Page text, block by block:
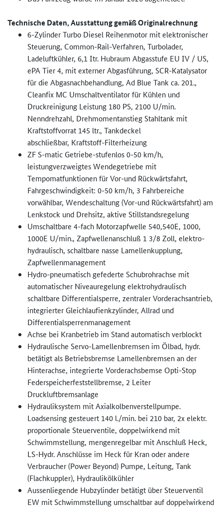
Technische Daten, Ausstattung gemäß Originalrechnung
6-Zylinder Turbo Diesel Reihenmotor mit elektronischer
Steuerung, Common-Rail-Verfahren, Turbolader,
Ladeluftkühler, 6,1 Itr. Hubraum Abgasstufe EU IV / US,
ePA Tier 4, mit externer Abgasführung, SCR-Katalysator
für die Abgasnachbehandlung, Ad Blue Tank ca. 201.,
Cleanfix MC Umschaltventilator für Kühlen und
Druckreinigung Leistung 180 PS, 2100 U/min.
Nenndrehzahl, Drehmomentanstieg Stahltank mit
Kraftstoffvorrat 145 ltr., Tankdeckel
abschließbar, Kraftstoff-Filterheizung
ZF S-matic Getriebe-stufenlos 0-50 km/h,
leistungverzweigtes Wendegetriebe mit
Tempomatfunktionen für Vor-und Rückwärtsfahrt,
Fahrgeschwindigkeit: 0-50 km/h, 3 Fahrbereiche
vorwählbar, Wendeschaltung (Vor-und Rückwärtsfahrt) am
Lenkstock und Drehsitz, aktive Stillstandsregelung
Umschaltbare 4-fach Motorzapfwelle 540,540E, 1000,
1000E U/min., Zapfwellenanschluß 1 3/8 Zoll, elektro-
hydraulisch, schaltbare nasse Lamellenkupplung,
Zapfwellenmanagement
Hydro-pneumatisch gefederte Schubrohrachse mit
automatischer Niveauregelung elektrohydraulisch
schaltbare Differentialsperre, zentraler Vorderachsantrieb,
integrierter Gleichlaufienkzylinder, Allrad und
Differentialsperrenmanagement
Achse bei Kranbetrieb im Stand automatisch verblockt
Hydraulische Servo-Lamellenbremsen im Ölbad, hydr.
betätigt als Betriebsbremse Lamellenbremsen an der
Hinterachse, integrierte Vorderachsbemse Opti-Stop
Federspeicherfeststellbremse, 2 Leiter
Druckluftbremsanlage
Hydrauliksystem mit Axialkolbenverstellpumpe.
Loadsensing gesteuert 140 l./min. bei 210 bar, 2x elektr.
proportionale Steuerventile, doppelwirkend mit
Schwimmstellung, mengenregelbar mit Anschluß Heck,
LS-Hydr. Anschlüsse im Heck für Kran oder andere
Verbraucher (Power Beyond) Pumpe, Leitung, Tank
(Flachkuppler), Hydraulikölkühler
Aussenliegende Hubzylinder betätigt über Steuerventil
EW mit Schwimmstellung umschaltbar auf doppelwirkend